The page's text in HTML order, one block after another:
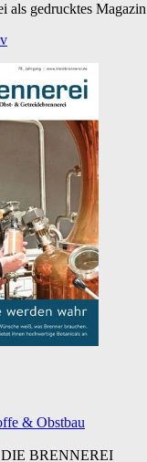
als gedrucktes
& Obstbau
BRENNEREI